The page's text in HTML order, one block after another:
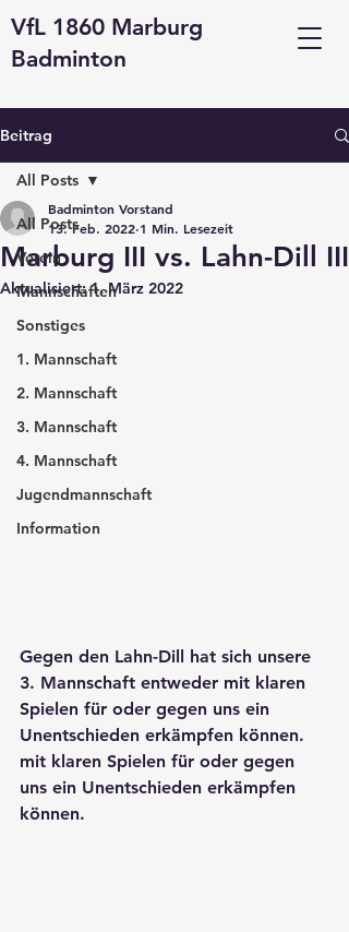
VfL 1860 Marburg
Badminton
Beitrag
All Posts
Verein
Mannschaften
Sonstiges
1. Mannschaft
2. Mannschaft
3. Mannschaft
4. Mannschaft
Jugendmannschaft
Information
All Posts
Marburg III vs. Lahn-Dill III
Badminton Vorstand
13. Feb. 2022 1 Min. Lesezeit
Aktualisiert:1. März 2022
Gegen den Lahn-Dill hat sich unsere
3. Mannschaft entweder mit klaren
Spielen für oder gegen uns ein
Unentschieden erkämpfen können.
mit klaren Spielen für oder gegen
uns ein Unentschieden erkämpfen
können.